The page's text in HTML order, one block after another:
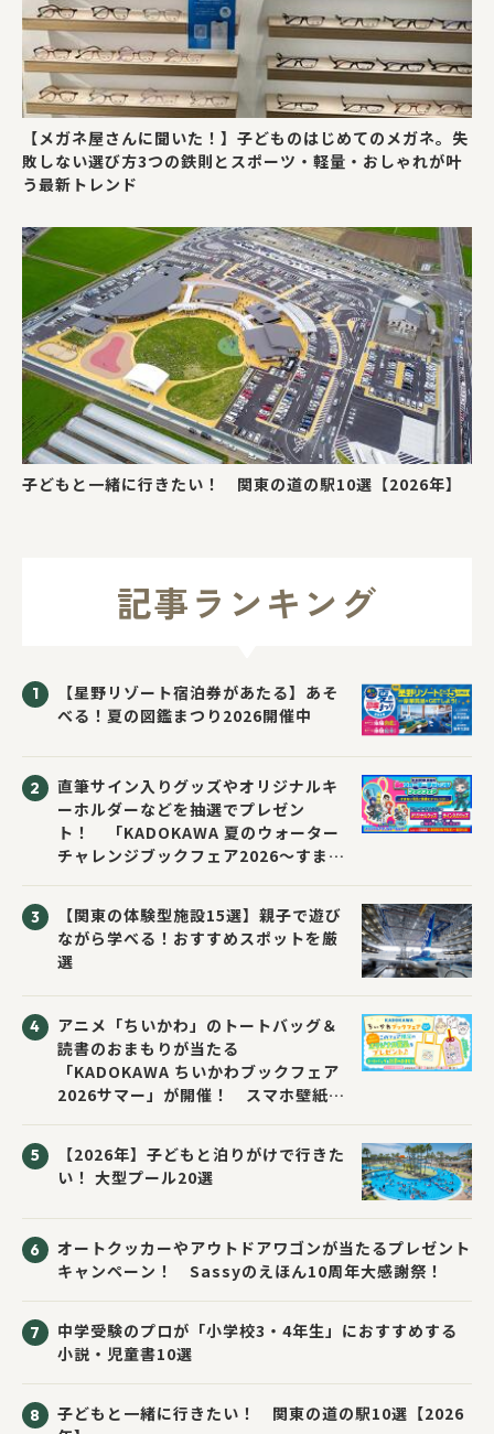
【メガネ屋さんに聞いた！】子どものはじめてのメガネ。失
敗しない選び方3つの鉄則とスポーツ・軽量・おしゃれが叶
う最新トレンド
子どもと一緒に行きたい！ 関東の道の駅10選【2026年】
記事ランキング
【星野リゾート宿泊券があたる】あそ
べる！夏の図鑑まつり2026開催中
直筆サイン入りグッズやオリジナルキ
ーホルダーなどを抽選でプレゼン
ト！ 「KADOKAWA 夏のウォーター
チャレンジブックフェア2026～すまな
【関東の体験型施設15選】親子で遊び
ながら学べる！おすすめスポットを厳
選
アニメ「ちいかわ」のトートバッグ＆
読書のおまもりが当たる
「KADOKAWA ちいかわブックフェア
2026サマー」が開催！ スマホ壁紙は
【2026年】子どもと泊りがけで行きた
い！ 大型プール20選
オートクッカーやアウトドアワゴンが当たるプレゼント
キャンペーン！ Sassyのえほん10周年大感謝祭！
中学受験のプロが「小学校3・4年生」におすすめする
小説・児童書10選
子どもと一緒に行きたい！ 関東の道の駅10選【2026